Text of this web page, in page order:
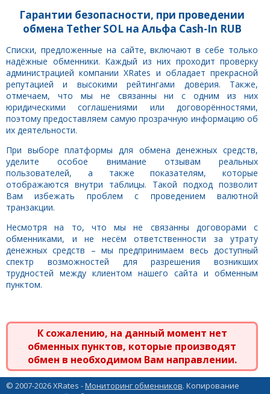
Гарантии безопасности, при проведении
обмена Tether SOL на Альфа Cash-In RUB
Списки, предложенные на сайте, включают в себе только
надёжные обменники. Каждый из них проходит проверку
администрацией компании XRates и обладает прекрасной
репутацией и высокими рейтингами доверия. Также,
отмечаем, что мы не связанны ни с одним из них
юридическими соглашениями или договорённостями,
поэтому предоставляем самую прозрачную информацию об
их деятельности.
При выборе платформы для обмена денежных средств,
уделите особое внимание отзывам реальных
пользователей, а также показателям, которые
отображаются внутри таблицы. Такой подход позволит
Вам избежать проблем с проведением валютной
транзакции.
Несмотря на то, что мы не связанны договорами с
обменниками, и не несём ответственности за утрату
денежных средств – мы предпринимаем весь доступный
спектр возможностей для разрешения возникших
трудностей между клиентом нашего сайта и обменным
пунктом.
К сожалению, на данный момент нет
обменных пунктов, которые производят
обмен в необходимом Вам направлении.
© 2007-2026 XRates -Мониторинг обменников. Копирование